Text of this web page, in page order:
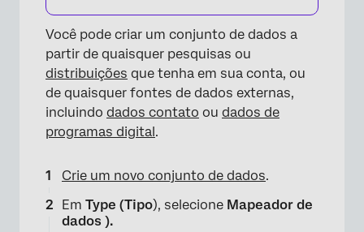
Você pode criar um conjunto de dados a
partir de quaisquer pesquisas ou
distribuições que tenha em sua conta, ou
de quaisquer fontes de dados externas,
incluindo dados contato ou dados de
programas digital.
Crie um novo conjunto de dados.
Em Type (Tipo), selecione Mapeador de
dados ).